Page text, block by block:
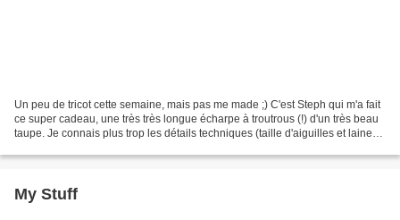
Un peu de tricot cette semaine, mais pas me made ;) C'est Steph qui m'a fait
ce super cadeau, une très très longue écharpe à troutrous (!) d'un très beau
taupe. Je connais plus trop les détails techniques (taille d'aiguilles et laine),
My Stuff